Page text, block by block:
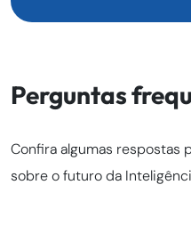
Perguntas
Confira algumas respostas
sobre o futuro da